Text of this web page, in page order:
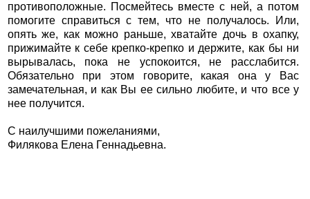
противоположные. Посмейтесь вместе с ней, а потом
помогите справиться с тем, что не получалось. Или,
опять же, как можно раньше, хватайте дочь в охапку,
прижимайте к себе крепко-крепко и держите, как бы ни
вырывалась, пока не успокоится, не расслабится.
Обязательно при этом говорите, какая она у Вас
замечательная, и как Вы ее сильно любите, и что все у
нее получится.
С наилучшими пожеланиями,
Филякова Елена Геннадьевна.